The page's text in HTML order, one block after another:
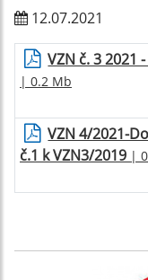
12.07.2021
VZN č. 3 2021
| 0.2 Mb
VZN 4/2021-
č.1 k VZN3/2019 |